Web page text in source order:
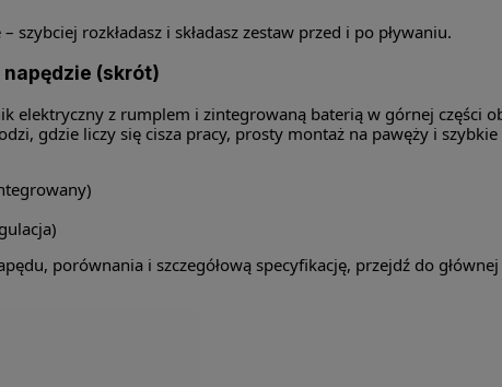
szybciej rozkładasz i składasz zestaw przed i po pływaniu.
(skrót)
elektryczny z rumplem i zintegrowaną baterią w górnej części
gdzie liczy się cisza pracy, prosty montaż na pawęży i
porównania i szczegółową specyfikację, przejdź do